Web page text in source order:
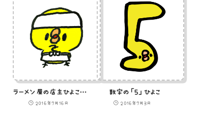
ラーメン屋の店主ひよこのイラスト
2016年7月16日
数字の「５」ひよこ
2016年7月3日